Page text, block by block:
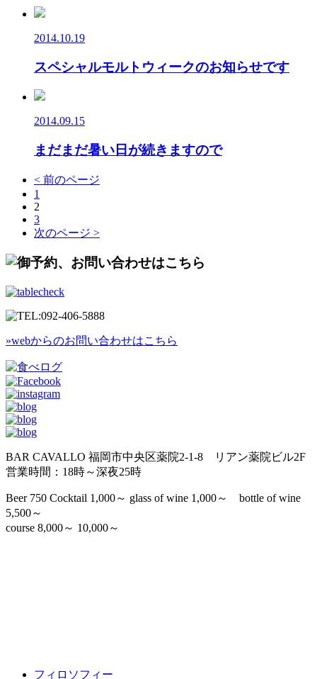
2014.10.19
スペシャルモルトウィークのお知らせです
2014.09.15
まだまだ暑い日が続きますので
< 前のページ
1
2
3
次のページ >
»webからのお問い合わせはこちら
BAR CAVALLO 福岡市中央区薬院2-1-8 リアン薬院ビル2F
営業時間：18時～深夜25時
Beer 750 Cocktail 1,000～ glass of wine 1,000～ bottle of wine
5,500～
course 8,000～ 10,000～
フィロソフィー